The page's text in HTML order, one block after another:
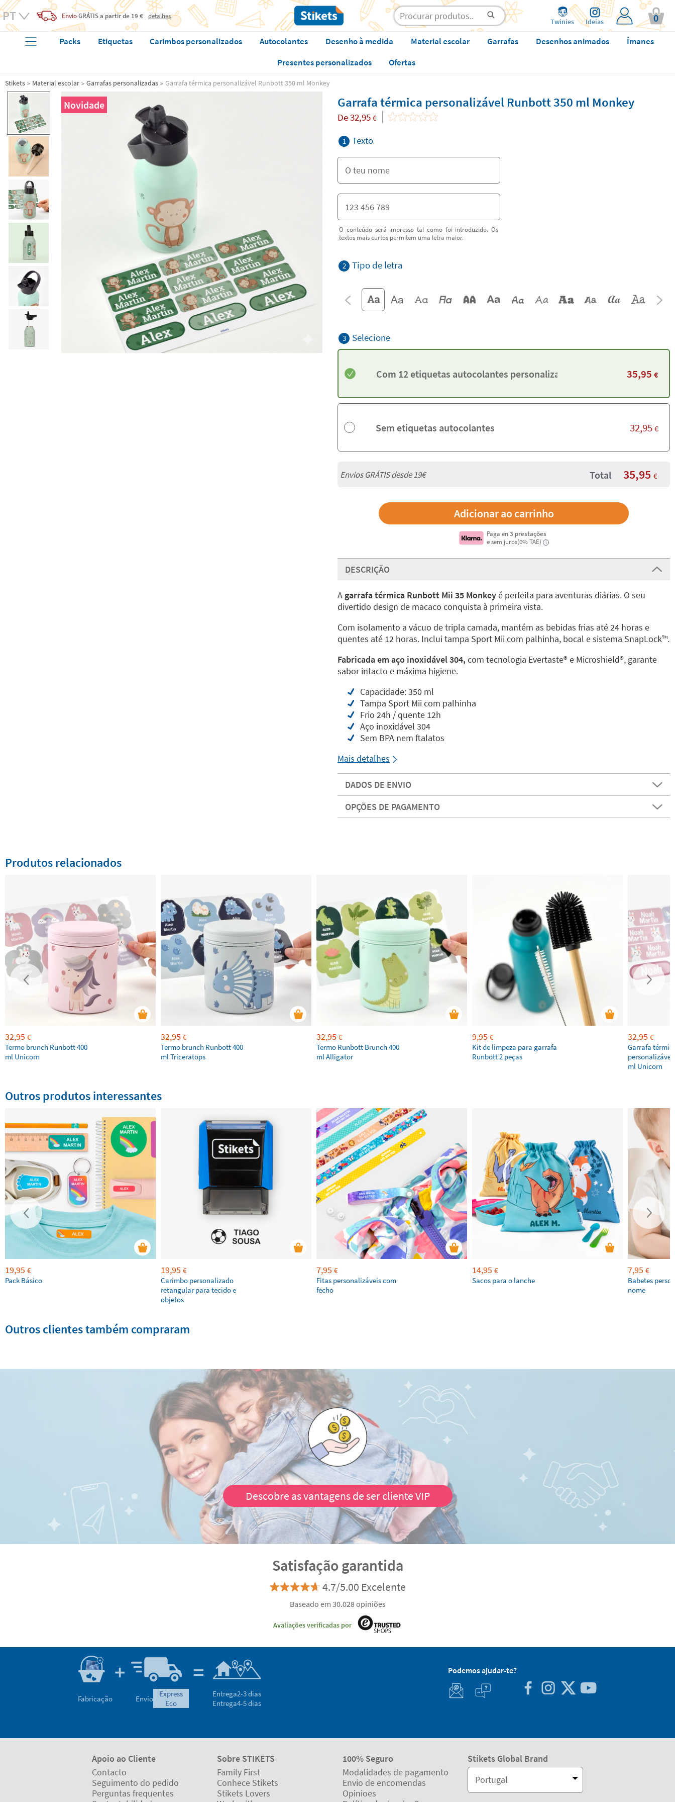
EnvioGRÁTISa partir de 19 € detalhes
Twinies Ideias 0
Packs Etiquetas Carimbos personalizados Autocolantes Desenho à medida Material escolar Garrafas Desenhos animados
Ímanes
Presentes personalizados
Ofertas
Stikets Material escolar Garrafas personalizadas Garrafa térmica personalizável Runbott 350 ml Monkey
Novidade Garrafa térmica personalizável Runbott 350 ml Monkey
De32,95 €
1 Texto
O conteúdo será impresso tal como foi introduzido. Os
textos mais curtos permitem uma letra maior.
2 Tipo de letra
3 Selecione
Com 12 etiquetas autocolantes personalizadas 35,95 €
Sem etiquetas autocolantes 32,95 €
Envios GRÁTIS desde 19€ Total 35,95 €
Paga en3 prestações
e sem juros(0% TAE)
i
DESCRIÇÃO
A garrafa térmica Runbott Mii 35 Monkeyé perfeita para aventuras diárias. O seu
divertido design de macaco conquista à primeira vista.
Com isolamento a vácuo de tripla camada, mantém as bebidas frias até 24 horas e
quentes até 12 horas. Inclui tampa Sport Mii com palhinha, bocal e sistema SnapLock™️.
Fabricada em aço inoxidável 304, com tecnologia Evertaste®️ e Microshield®️, garante
sabor intacto e máxima higiene.
Capacidade: 350 ml
Tampa Sport Mii com palhinha
Frio 24h / quente 12h
Aço inoxidável 304
Sem BPA nem ftalatos
Mais detalhes
DADOS DE ENVIO
OPÇÕES DE PAGAMENTO
Produtos relacionados
32,95 €
Termo brunch Runbott 400
ml Unicorn
32,95 €
Termo brunch Runbott 400
ml Triceratops
32,95 €
Termo Runbott Brunch 400
ml Alligator
9,95 €
Kit de limpeza para garrafa
Runbott 2 peças
32,95 €
Garrafa
personalizável
ml Unicorn
Outros produtos interessantes
19,95 €
Pack Básico
19,95 €
Carimbo personalizado
retangular para tecido e
objetos
7,95 €
Fitas personalizáveis com
fecho
14,95 €
Sacos para o lanche
7,95 €
Babetes
nome
Outros clientes também compraram
Descobre as vantagens de ser cliente VIP
Satisfação garantida
4.7/5.00 Excelente
Baseado em 30.028 opiniões
Avaliações verificadas por
Fabricação Envio
express
eco
Entrega2-3 dias
Entrega4-5 dias
Podemos ajudar-te?
Apoio ao Cliente
Contacto
Seguimento do pedido
Perguntas frequentes
Sobre STIKETS
Family First
Conhece Stikets
Stikets Lovers
100% Seguro
Modalidades de pagamento
Envio de encomendas
Opinioes
Stikets Global Brand
Portugal